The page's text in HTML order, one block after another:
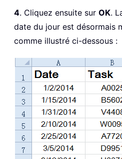
4. Cliquez ensuite sur OK.
date du jour est désormais
comme illustré ci-dessous :